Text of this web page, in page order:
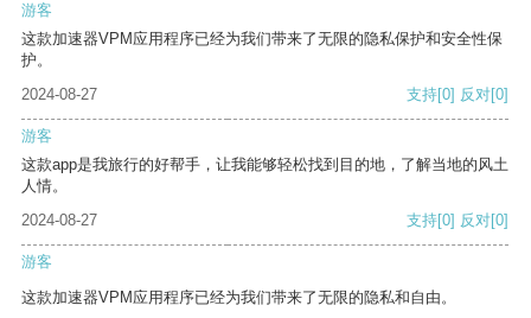
游客
这款加速器VPM应用程序已经为我们带来了无限的隐私保护和安全性保
护。
2024-08-27
支持[0] 反对[0]
游客
这款app是我旅行的好帮手，让我能够轻松找到目的地，了解当地的风土
人情。
2024-08-27
支持[0] 反对[0]
游客
这款加速器VPM应用程序已经为我们带来了无限的隐私和自由。